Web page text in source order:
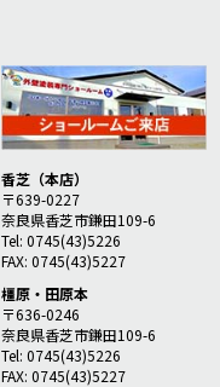
香芝（本店）
〒639-0227
奈良県香芝市鎌田109-6
Tel: 0745(43)5226
FAX: 0745(43)5227
橿原・田原本
〒636-0246
奈良県香芝市鎌田109-6
Tel: 0745(43)5226
FAX: 0745(43)5227